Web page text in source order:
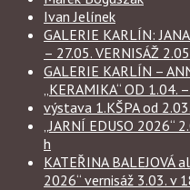
Ivan Jelínek
GALERIE KARLÍN:
– 27.05. VERNISÁŽ
GALERIE KARLÍN –
„KERAMIKA“ OD
výstava 1.KŠPA od
„JARNÍ EDUSO 2026“
h
KATEŘINA BALEJOVÁ
2026“ vernisáž 3.03. v